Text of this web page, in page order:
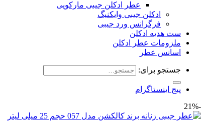
عطر ادکلن جیبی مارکویی
ادکلن جیبی وایکنیگ
فرگرانس ورد جیبی
ست هدیه ادکلن
ملزومات عطر ادکلن
اسانس عطر
جستجو برای:
پیج اینستاگرام
-21%